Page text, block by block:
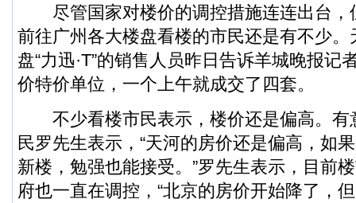
尽管国家对楼价的调控措施连连出台，
前往广州各大楼盘看楼的市民还是有不少
盘“力迅·T”的销售人员昨日告诉羊城晚报记
价特价单位，一个上午就成交了四套。
不少看楼市民表示，楼价还是偏高。有
民罗先生表示，“天河的房价还是偏高，如
新楼，勉强也能接受。”罗先生表示，目前
府也一直在调控，“北京的房价开始降了，